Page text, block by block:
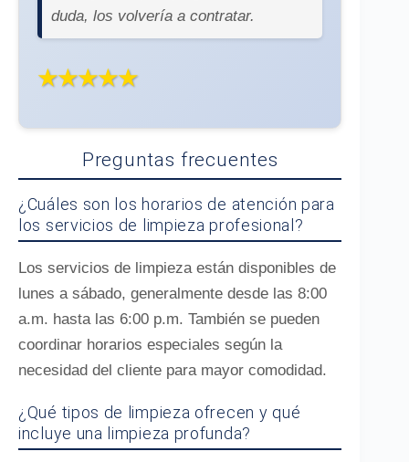
duda, los volvería a contratar.
★★★★★
Preguntas frecuentes
¿Cuáles son los horarios de atención para
los servicios de limpieza profesional?
Los servicios de limpieza están disponibles de
lunes a sábado, generalmente desde las 8:00
a.m. hasta las 6:00 p.m. También se pueden
coordinar horarios especiales según la
necesidad del cliente para mayor comodidad.
¿Qué tipos de limpieza ofrecen y qué
incluye una limpieza profunda?